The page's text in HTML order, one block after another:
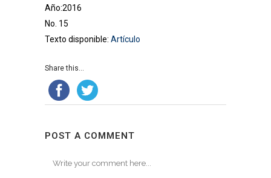
Año:2016
No. 15
Texto disponible: Artículo
Share this...
POST A COMMENT